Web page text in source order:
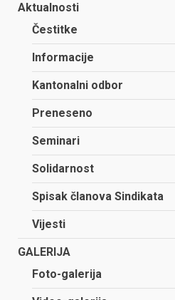
Aktualnosti
Čestitke
Informacije
Kantonalni odbor
Preneseno
Seminari
Solidarnost
Spisak članova Sindikata
Vijesti
GALERIJA
Foto-galerija